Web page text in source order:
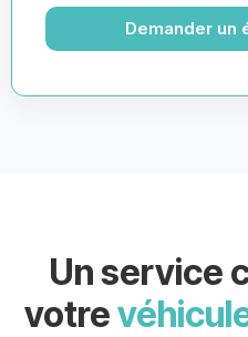
Demander un
Un service
votre